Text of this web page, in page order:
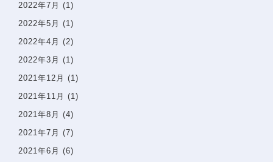
2022年7月 (1)
2022年5月 (1)
2022年4月 (2)
2022年3月 (1)
2021年12月 (1)
2021年11月 (1)
2021年8月 (4)
2021年7月 (7)
2021年6月 (6)